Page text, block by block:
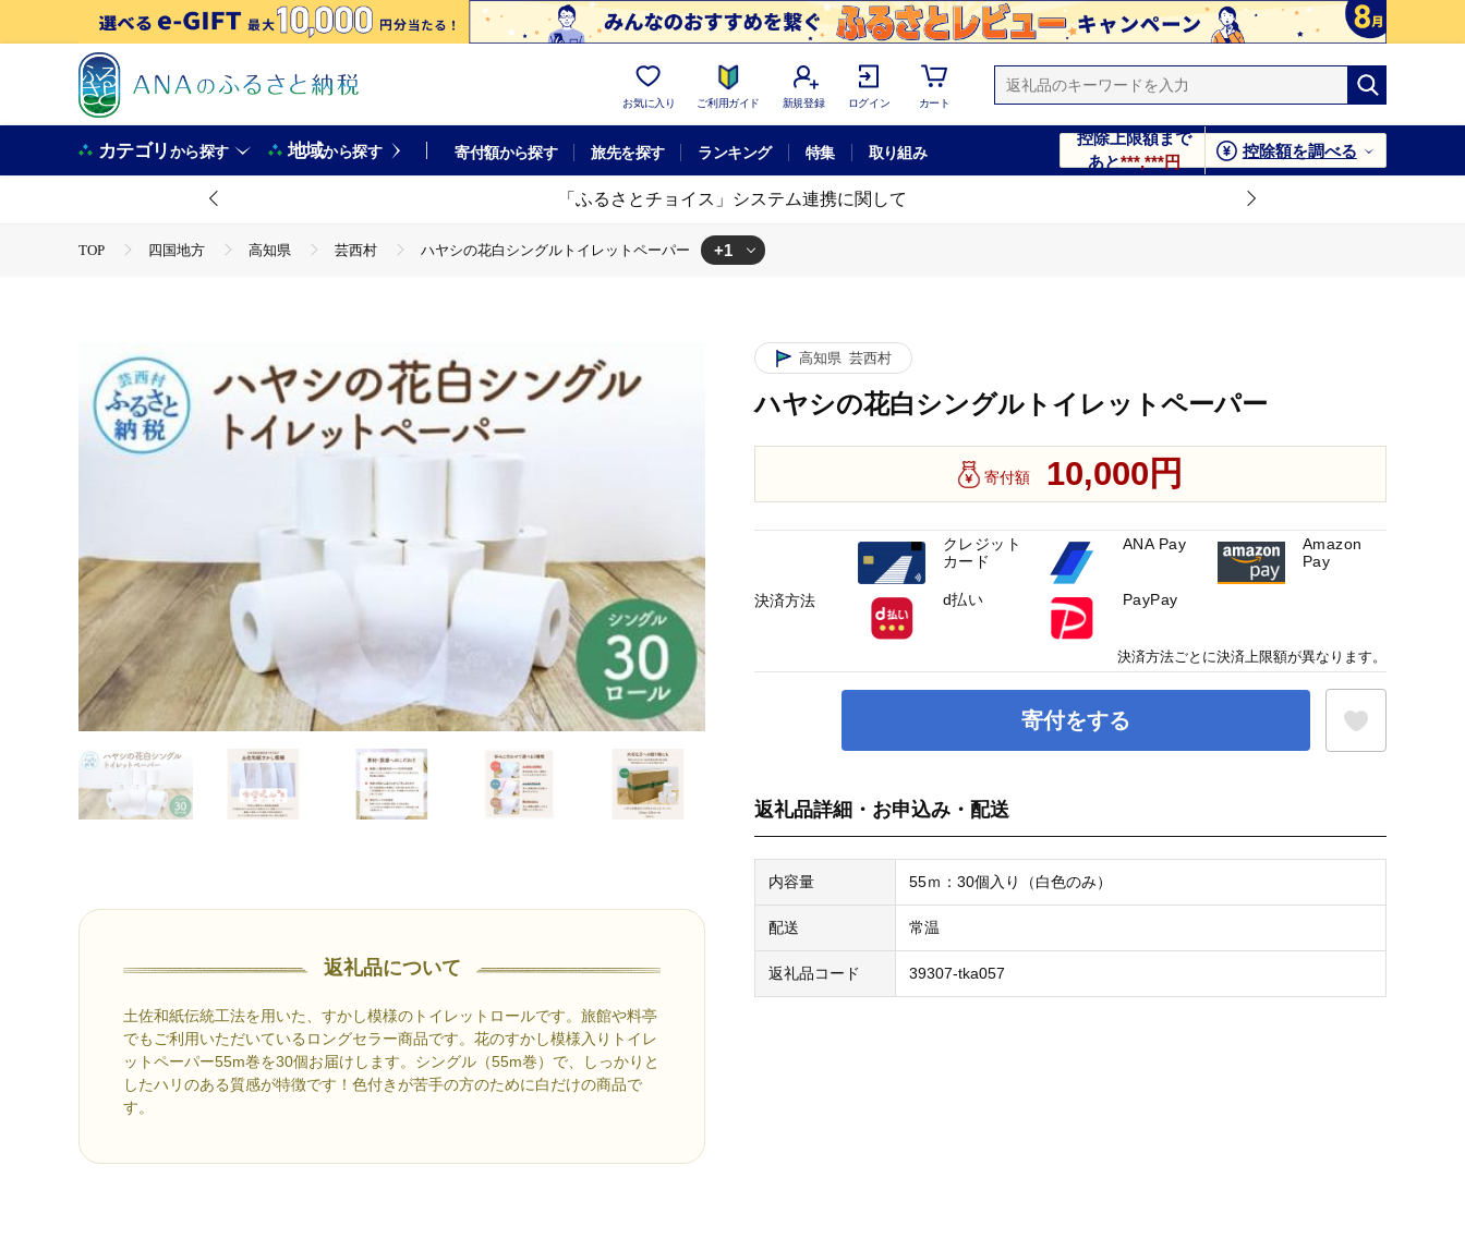
お気に入り ご利用ガイド 新規登録 ログイン カート
カテゴリから探す 地域から探す 寄付額から探す 旅先を探す ランキング 特集 取り組み
控除上限額まで
あと***,***円
控除額を調べる
「ふるさとチョイス」システム連携に関して
TOP 四国地方 高知県 芸西村 ハヤシの花白シングルトイレットペーパー +1
返礼品について
土佐和紙伝統工法を用いた、すかし模様のトイレットロールです。旅館や料亭
でもご利用いただいているロングセラー商品です。花のすかし模様入りトイレ
ットペーパー55m巻を30個お届けします。シングル（55m巻）で、しっかりと
したハリのある質感が特徴です！色付きが苦手の方のために白だけの商品で
す。
高知県 芸西村
ハヤシの花白シングルトイレットペーパー
寄付額 10,000円
寄付をする
返礼品詳細・お申込み・配送
内容量 55ｍ：30個入り（白色のみ）
配送 常温
返礼品コード 39307-tka057
決済方法
クレジット
カード
ANA Pay
Amazon
Pay
d払い PayPay
決済方法ごとに決済上限額が異なります。